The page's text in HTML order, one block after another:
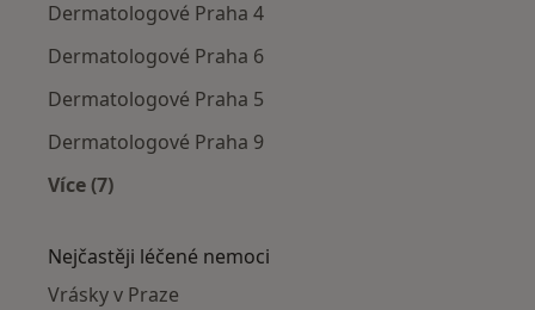
Dermatologové Praha 4
Dermatologové Praha 6
Dermatologové Praha 5
Dermatologové Praha 9
Více (7)
Nejčastěji léčené nemoci
Vrásky v Praze